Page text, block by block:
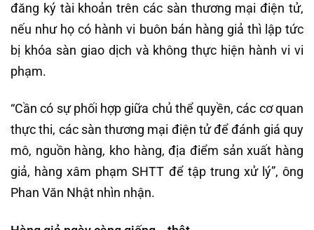
đăng ký tài khoản trên các sàn thương mại điện tử,
nếu như họ có hành vi buôn bán hàng giả thì lập tức
bị khóa sàn giao dịch và không thực hiện hành vi vi
phạm.
“Cần có sự phối hợp giữa chủ thể quyền, các cơ quan
thực thi, các sàn thương mại điện tử để đánh giá quy
mô, nguồn hàng, kho hàng, địa điểm sản xuất hàng
giả, hàng xâm phạm SHTT để tập trung xử lý”, ông
Phan Văn Nhật nhìn nhận.